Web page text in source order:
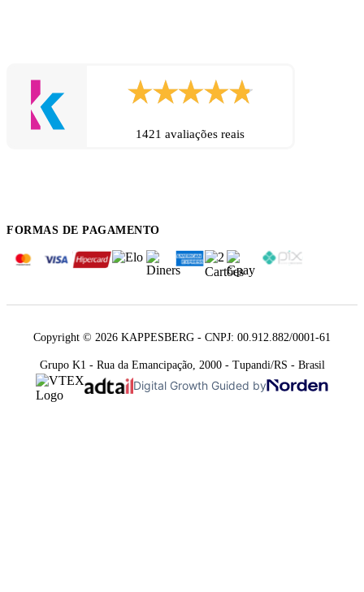
1421 avaliações reais
FORMAS DE PAGAMENTO
Copyright © 2026 KAPPESBERG - CNPJ: 00.912.882/0001-61
Grupo K1 - Rua da Emancipação, 2000 - Tupandi/RS - Brasil
Digital Growth Guided by